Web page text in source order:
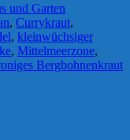
und Garten
, Currykraut,
, kleinwüchsiger
, Mittelmeerzone,
Bergbohnenkraut